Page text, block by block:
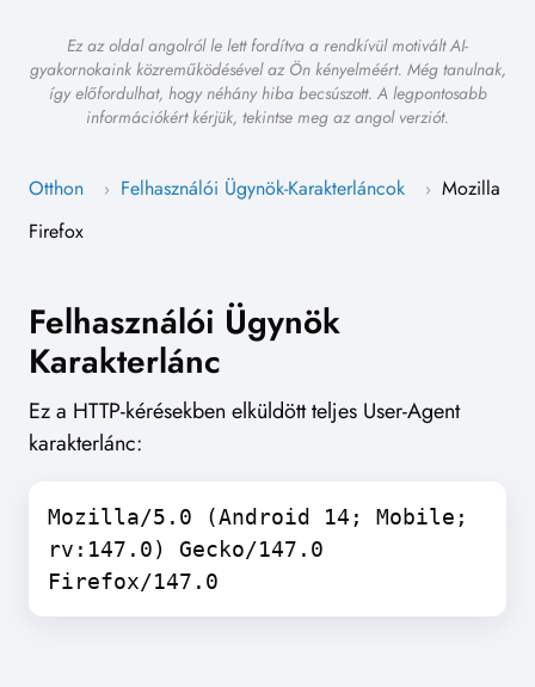
Ez az oldal angolról le lett fordítva a rendkívül motivált AI-
gyakornokaink közreműködésével az Ön kényelméért. Még tanulnak,
így előfordulhat, hogy néhány hiba becsúszott. A legpontosabb
információkért kérjük, tekintse meg az angol verziót.
Otthon › Felhasználói Ügynök-Karakterláncok › Mozilla
Firefox
Felhasználói Ügynök
Karakterlánc
Ez a HTTP-kérésekben elküldött teljes User-Agent
karakterlánc:
Mozilla/5.0 (Android 14; Mobile;
rv:147.0) Gecko/147.0
Firefox/147.0